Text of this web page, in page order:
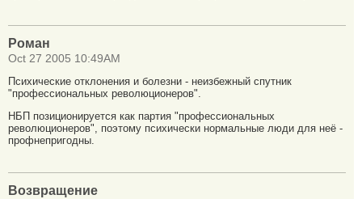
Роман
Oct 27 2005 10:49AM
Психические отклонения и болезни - неизбежный спутник
"профессиональных революционеров".
НБП позиционируется как партия "профессиональных
революционеров", поэтому психически нормальные люди для неё -
профнепригодны.
Возвращение